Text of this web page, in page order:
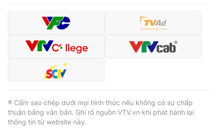
® Cấm sao chép dưới mọi hình thức nếu không có sự chấp
thuận bằng văn bản. Ghi rõ nguồn VTV.vn khi phát hành lại
thông tin từ website này.